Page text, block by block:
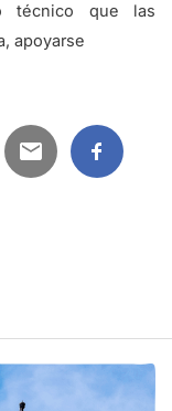
técnico que las
apoyarse